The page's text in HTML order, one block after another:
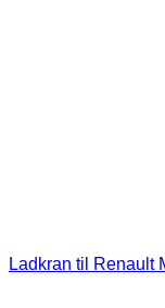
Ladkran til Renault